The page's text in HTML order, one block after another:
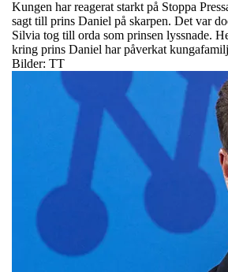
Kungen har reagerat starkt på Stoppa
sagt till prins Daniel på skarpen. Det var
Silvia tog till orda som prinsen lyssnade.
kring prins Daniel har påverkat
Bilder: TT